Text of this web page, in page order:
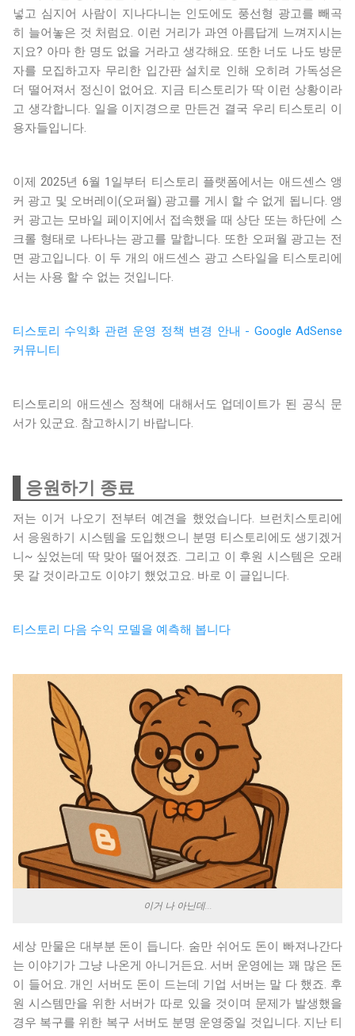
넣고 심지어 사람이 지나다니는 인도에도 풍선형 광고를 빼곡
히 늘어놓은 것 처럼요. 이런 거리가 과연 아름답게 느껴지시는
지요? 아마 한 명도 없을 거라고 생각해요. 또한 너도 나도 방문
자를 모집하고자 무리한 입간판 설치로 인해 오히려 가독성은
더 떨어져서 정신이 없어요. 지금 티스토리가 딱 이런 상황이라
고 생각합니다. 일을 이지경으로 만든건 결국 우리 티스토리 이
용자들입니다.
이제 2025년 6월 1일부터 티스토리 플랫폼에서는 애드센스 앵
커 광고 및 오버레이(오퍼월) 광고를 게시 할 수 없게 됩니다. 앵
커 광고는 모바일 페이지에서 접속했을 때 상단 또는 하단에 스
크롤 형태로 나타나는 광고를 말합니다. 또한 오퍼월 광고는 전
면 광고입니다. 이 두 개의 애드센스 광고 스타일을 티스토리에
서는 사용 할 수 없는 것입니다.
티스토리 수익화 관련 운영 정책 변경 안내 - Google AdSense
커뮤니티
티스토리의 애드센스 정책에 대해서도 업데이트가 된 공식 문
서가 있군요. 참고하시기 바랍니다.
응원하기 종료
저는 이거 나오기 전부터 예견을 했었습니다. 브런치스토리에
서 응원하기 시스템을 도입했으니 분명 티스토리에도 생기겠거
니~ 싶었는데 딱 맞아 떨어졌죠. 그리고 이 후원 시스템은 오래
못 갈 것이라고도 이야기 했었고요. 바로 이 글입니다.
티스토리 다음 수익 모델을 예측해 봅니다
이거 나 아닌데...
세상 만물은 대부분 돈이 듭니다. 숨만 쉬어도 돈이 빠져나간다
는 이야기가 그냥 나온게 아니거든요. 서버 운영에는 꽤 많은 돈
이 들어요. 개인 서버도 돈이 드는데 기업 서버는 말 다 했죠. 후
원 시스템만을 위한 서버가 따로 있을 것이며 문제가 발생했을
경우 복구를 위한 복구 서버도 분명 운영중일 것입니다. 지난 티